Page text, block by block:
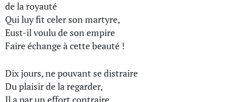
de la royauté
Qui luy fit celer son martyre,
Eust-il voulu de son empire
Faire échange à cette beauté !
Dix jours, ne pouvant se distraire
Du plaisir de la regarder,
Il a par un effort contraire